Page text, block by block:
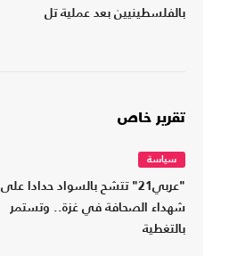
بالفلسطينيين بعد عملية تل
تقرير خاص
سياسة
"عربي21" تتشح بالسواد حدادا على
شهداء الصحافة في غزة.. وتستمر
بالتغطية